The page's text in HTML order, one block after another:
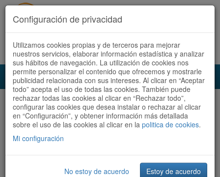
Accedeix Registra't ara Español Català
Audioruta Totes les rutes
Totes les rutes Ordenar per: Més recents / Dificultat
Filtrar les rutes
Configuración de privacidad
Utilizamos cookies propias y de terceros para mejorar
nuestros servicios, elaborar información estadística y analizar
sus hábitos de navegación. La utilización de cookies nos
permite personalizar el contenido que ofrecemos y mostrarle
publicidad relacionada con sus intereses. Al clicar en “Aceptar
todo” acepta el uso de todas las cookies. También puede
rechazar todas las cookies al clicar en “Rechazar todo”,
configurar las cookies que desea instalar o rechazar al clicar
en “Configuración”, y obtener información más detallada
sobre el uso de las cookies al clicar en la politica de cookies.
Mi configuración
No estoy de acuerdo Estoy de acuerdo